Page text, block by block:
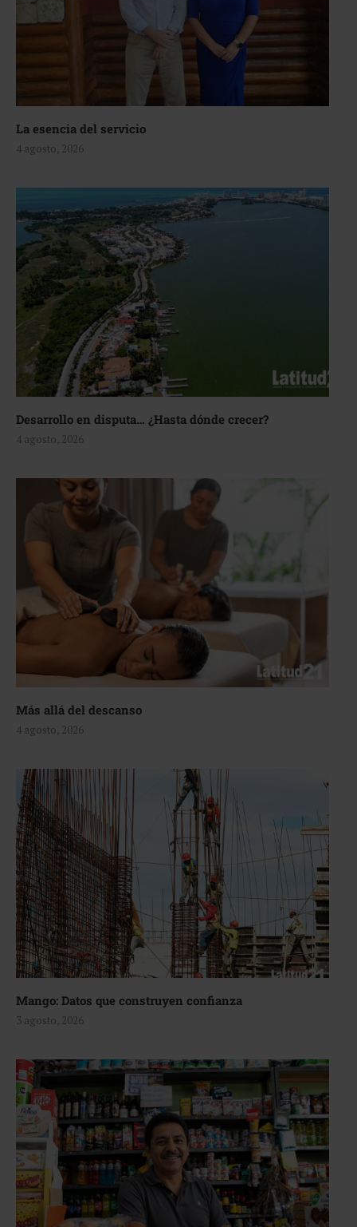
La esencia del servicio
4 agosto, 2026
Desarrollo en disputa… ¿Hasta dónde crecer?
4 agosto, 2026
Más allá del descanso
4 agosto, 2026
Mango: Datos que construyen confianza
3 agosto, 2026